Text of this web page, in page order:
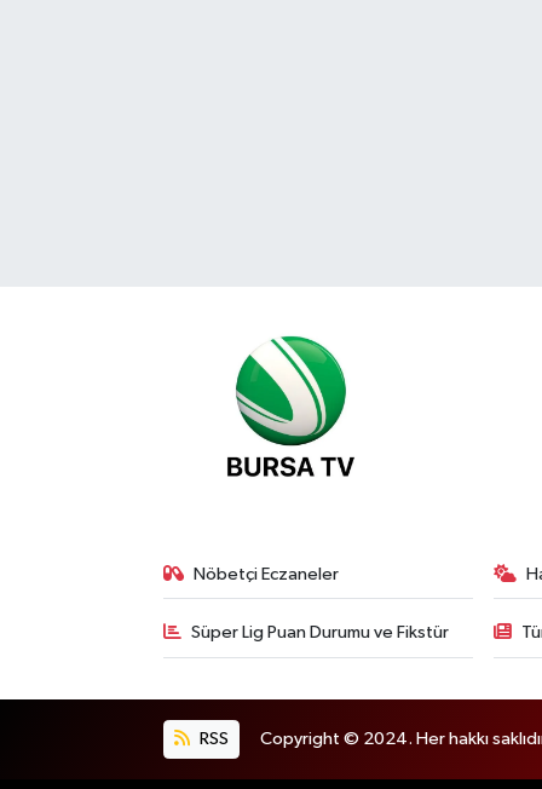
Nöbetçi Eczaneler
Süper Lig Puan Durumu ve Fikstür
RSS Copyright © 2024. Her hakkı